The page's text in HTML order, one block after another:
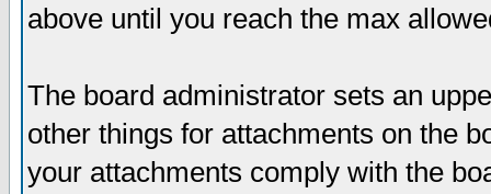
above until you reach the max
The board administrator sets an
other things for attachments on the
your attachments comply with the